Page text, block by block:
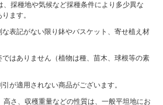
、採種地や気候など採種条件により多少異な
ます。
表記がない限り鉢やバスケット、寄せ植え材
はありません（植物は種、苗木、球根等の素
が適用されない商品がございます。
さ、収穫重量などの性質は、一般平坦地にお